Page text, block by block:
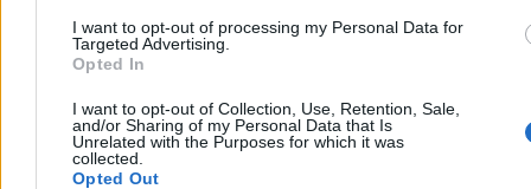
I want to opt-out of processing my Personal Data for
Targeted Advertising.
Opted In
I want to opt-out of Collection, Use, Retention, Sale,
and/or Sharing of my Personal Data that Is
Unrelated with the Purposes for which it was
collected.
Opted Out